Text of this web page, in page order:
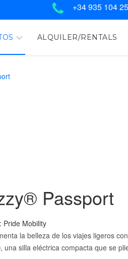
+34 935 104
ALQUILER/RENTALS
Passport
Pride Mobility
la belleza de los viajes ligeros
una silla eléctrica compacta que se